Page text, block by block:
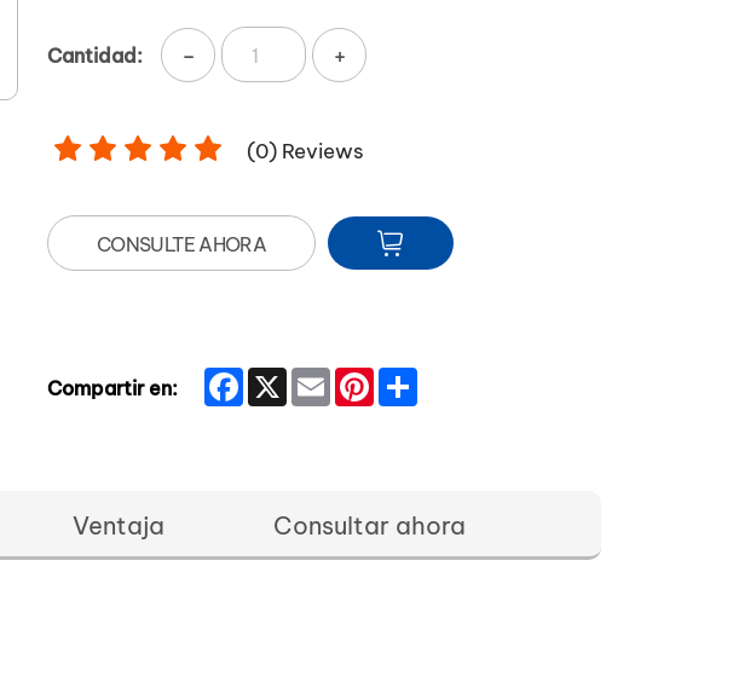
Cantidad: - +
(0) Reviews
CONSULTE AHORA
Compartir en: Facebook
X EmailPinterest
Ventaja Consultar ahora